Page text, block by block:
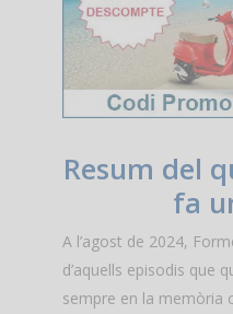
Resum del
fa
A l’agost de 2024,
d’aquells episodis que
sempre en la memòria